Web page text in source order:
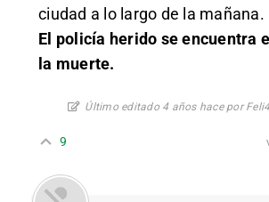
ciudad a lo largo de la mañana.
El policía herido se encuentra
la muerte.
Último editado 4 años hace por
9